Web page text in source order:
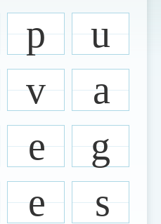
p
u
v
a
e
g
e
s